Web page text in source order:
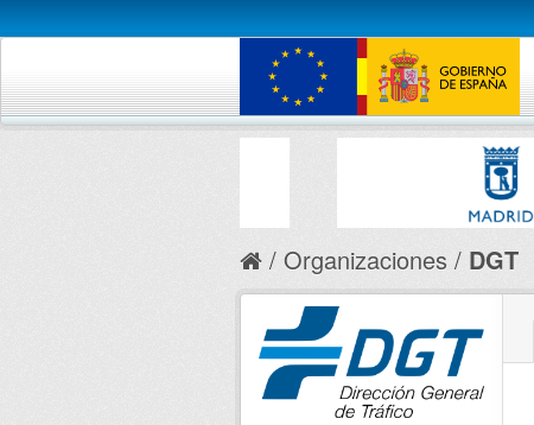
Organizaciones DGT